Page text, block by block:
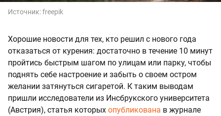
Источник:freepik
Хорошие новости для тех, кто решил с нового года
отказаться от курения: достаточно в течение 10 минут
пройтись быстрым шагом по улицам или парку, чтобы
поднять себе настроение и забыть о своем остром
желании затянуться сигаретой. К таким выводам
пришли исследователи из Инсбрукского университета
(Австрия), статья которых опубликована в журнале